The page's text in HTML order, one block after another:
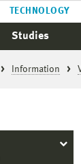
TECHNOLOGY
Studies
Information